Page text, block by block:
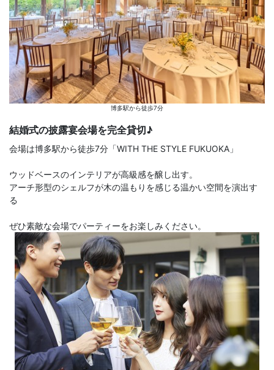
博多駅から徒歩7分
結婚式の披露宴会場を完全貸切♪
会場は博多駅から徒歩7分「WITH THE STYLE FUKUOKA」
ウッドベースのインテリアが高級感を醸し出す。
アーチ形型のシェルフが木の温もりを感じる温かい空間を演出す
る
ぜひ素敵な会場でパーティーをお楽しみください。